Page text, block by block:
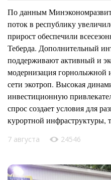
По данным
поток в республику
прирост обеспечили
Теберда. Дополнительный
поддерживают активный и
модернизация горнолыжной
сети экотроп. Высокая
инвестиционную
спрос создает условия для
курортной инфраструктуры,
7 августа 24546